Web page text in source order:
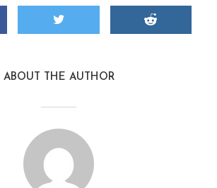
ABOUT THE AUTHOR